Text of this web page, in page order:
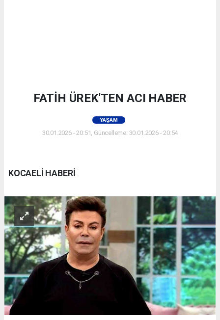
FATİH ÜREK'TEN ACI HABER
YAŞAM
30.01.2026 - 20:51, Güncelleme: 30.01.2026 - 20:54
KOCAELİ HABERİ